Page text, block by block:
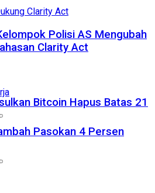
Bitcoin Hapus Batas 21
Pasokan 4 Persen
Polisi AS Mengubah
Clarity Act